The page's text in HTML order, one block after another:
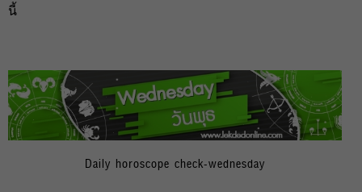
นี้
Daily horoscope check-wednesday